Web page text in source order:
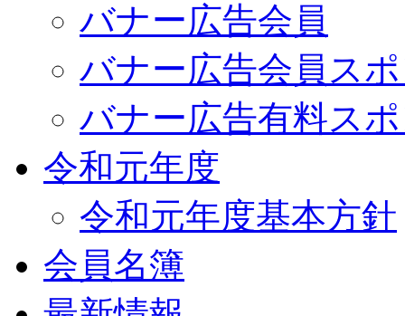
バナー広告会員
バナー広告会員ス
バナー広告有料ス
令和元年度
令和元年度基本方針
会員名簿